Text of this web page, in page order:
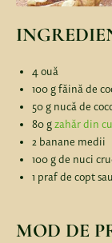
4 ouă
100 g făină de
50 g nucă de
80 gzahăr din
2 banane medii
100 g de nuci
1 praf de copt
MOD DE